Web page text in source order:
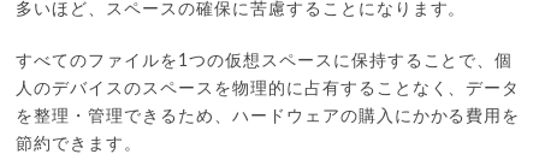
多いほど、スペースの確保に苦慮することになります。
すべてのファイルを1つの仮想スペースに保持することで、個
人のデバイスのスペースを物理的に占有することなく、データ
を整理・管理できるため、ハードウェアの購入にかかる費用を
節約できます。